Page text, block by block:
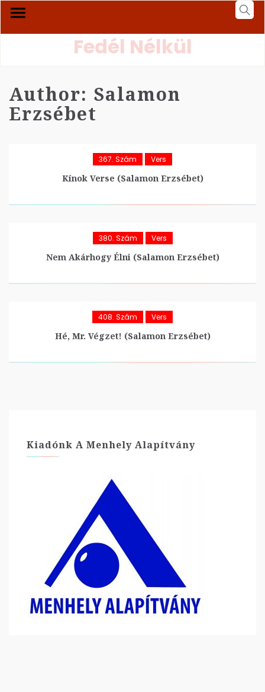
Fedél Nélkül
Author: Salamon
Erzsébet
367. Szám Vers
Kínok Verse (Salamon Erzsébet)
380. Szám Vers
Nem Akárhogy Élni (Salamon Erzsébet)
408. Szám Vers
Hé, Mr. Végzet! (Salamon Erzsébet)
Kiadónk A Menhely Alapítvány